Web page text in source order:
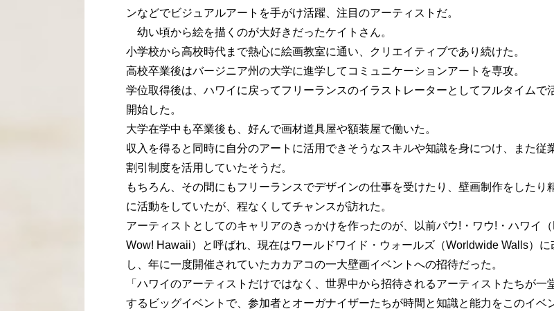
ンなどでビジュアルアートを手がけ活躍、注目のアーティストだ。
幼い頃から絵を描くのが大好きだったケイトさん。
小学校から高校時代まで熱心に絵画教室に通い、クリエイティブであり続けた。
高校卒業後はバージニア州の大学に進学してコミュニケーションアートを専攻。
学位取得後は、ハワイに戻ってフリーランスのイラストレーターとしてフルタイムで
開始した。
大学在学中も卒業後も、好んで画材道具屋や額装屋で働いた。
収入を得ると同時に自分のアートに活用できそうなスキルや知識を身につけ、また従
割引制度を活用していたそうだ。
もちろん、その間にもフリーランスでデザインの仕事を受けたり、壁画制作をしたり
に活動をしていたが、程なくしてチャンスが訪れた。
アーティストとしてのキャリアのきっかけを作ったのが、以前パウ!・ワウ!・ハワイ
Wow! Hawaii）と呼ばれ、現在はワールドワイド・ウォールズ（Worldwide Walls）に
し、年に一度開催されていたカカアコの一大壁画イベントへの招待だった。
「ハワイのアーティストだけではなく、世界中から招待されるアーティストたちが一
するビッグイベントで、参加者とオーガナイザーたちが時間と知識と能力をこのイベ